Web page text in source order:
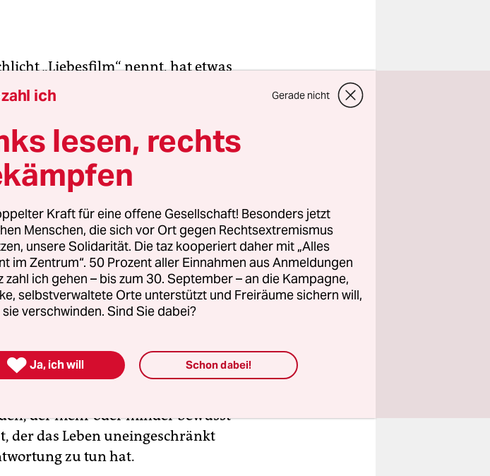
„Liebesfilm“ nennt, hat etwas
eine paradoxe Anlage passt zu
und Robert Bohrer in ihrem
Eine Liebesgeschichte, die ganz
bewusstseinserweiternde Mittel
Paars erzählt. Die weniger
dann aber ebenso fest,
wenig glamourös. Und dann noch
Sache tut, dem Film dann dafür
verleiht. Doch der Reihe
genannt, verkörpert den
Kreuzberg äußerst zugewandt ist,
oder andere eher lästige Seiten des
der mehr oder minder bewusst
der das Leben uneingeschränkt
zu tun hat.
zahl ich Gerade nicht
lesen, rechts
Kraft für eine offene Gesellschaft! Besonders jetzt
Menschen, die sich vor Ort gegen Rechtsextremismus
unsere Solidarität. Die taz kooperiert daher mit „Alles
im Zentrum“. 50 Prozent aller Einnahmen aus Anmeldungen
zahl ich gehen – bis zum 30. September – an die Kampagne,
selbstverwaltete Orte unterstützt und Freiräume sichern will,
verschwinden. Sind Sie dabei?
 Ja, ich will Schon dabei!